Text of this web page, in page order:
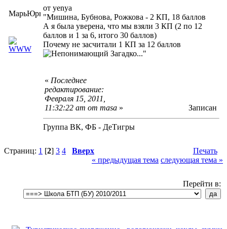
МарьЮрьна
от yenya
"Мишина, Бубнова, Рожкова - 2 КП, 18 баллов
А я была уверена, что мы взяли 3 КП (2 по 12
баллов и 1 за 6, итого 30 баллов)
Почему не засчитали 1 КП за 12 баллов
Загадко..."
« Последнее
редактирование:
Февраля 15, 2011,
11:32:22 am от masa » Записан
Группа ВК, ФБ - ДеТигры
Страниц: 1 [2] 3 4 Вверх
Печать
« предыдущая тема следующая тема »
Перейти в: